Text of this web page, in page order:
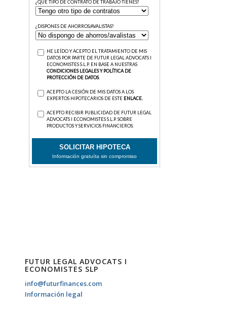
FUTUR LEGAL ADVOCATS I
ECONOMISTES SLP
info@futurfinances.com
Información legal